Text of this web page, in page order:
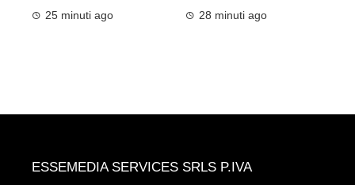
25 minuti ago 28 minuti ago
ESSEMEDIA SERVICES SRLS P.IVA